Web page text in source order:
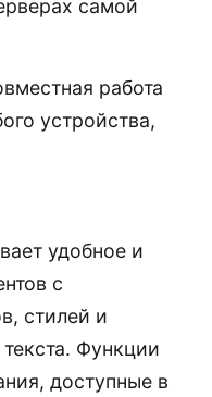
самой
работа
устройства,
удобное и
с
стилей и
Функции
доступные в